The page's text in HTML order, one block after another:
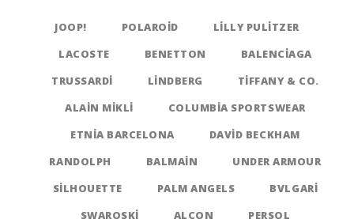
JOOP! POLAROID
LILLY PULITZER
LACOSTE
BENETTON
BALENCIAGA
TRUSSARDI
LINDBERG
TIFFANY & CO.
ALAIN MIKLI
COLUMBIA SPORTSWEAR
ETNIA BARCELONA
DAVID BECKHAM
RANDOLPH
BALMAIN
UNDER ARMOUR
SILHOUETTE
PALM ANGELS
BVLGARI
SWAROSKI
ALCON
PERSOL